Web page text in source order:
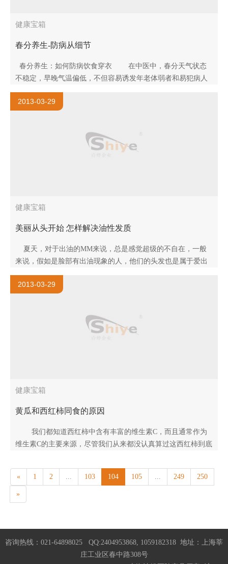
健康宝箱
春分养生-防病从细节
春分养生：如何防病饮食穿衣 在中医中，春分天气状态
不稳定，早晚气温偏低，不但容易诱发年老体弱者和易犯病人
群的病症，对于长期处于高强度工作状态和高压力状态下..
2013-03-29
健康宝箱
美丽从头开始 怎样解决油性发质
夏天，对于出油的MM来说，总是感觉超级的不自在，一般
来说，假如是脸部有出油现象的人，他们的头发也是属于爱出
油的那一类。头发油油的不仅会让人留下不好的印象，同时也
会令头发..
2013-03-29
健康宝箱
黄瓜和西红柿同食的原因
我们都知道西红柿中含有丰富的维生素C，而且通常作为
维生素C的主要来源，尽管我们从来都没认真算过这西红柿到底
« 1 2 ... 103 104 105 ... 249 250
»
咨询热线：021-64898025 QQ:2404953868, 1059182318 地址：上海莘
庄工业区春中路308号